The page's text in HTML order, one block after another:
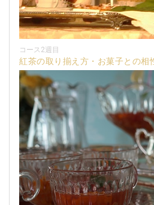
コース2週目
紅茶の取り揃え方・お菓子との相